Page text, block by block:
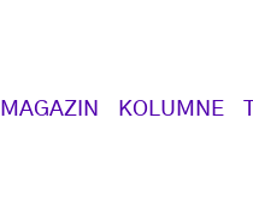
Main navigation
MAGAZIN KOLUMNE